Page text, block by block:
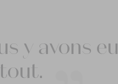
y avons eu